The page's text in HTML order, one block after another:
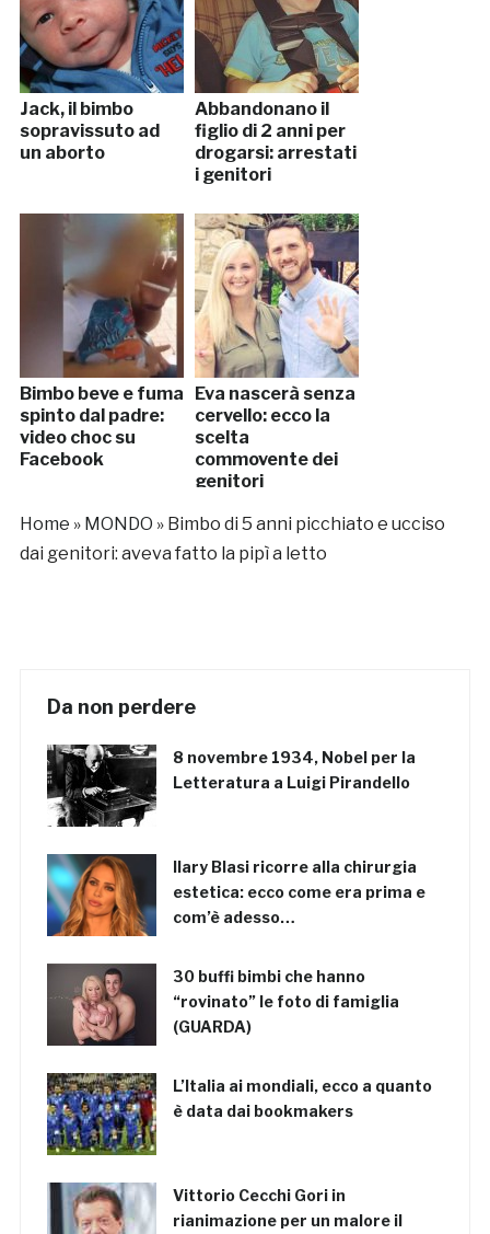
Jack, il bimbo
sopravissuto ad
un aborto
Abbandonano il
figlio di 2 anni per
drogarsi: arrestati
i genitori
Bimbo beve e fuma
spinto dal padre:
video choc su
Facebook
Eva nascerà senza
cervello: ecco la
scelta
commovente dei
genitori
Home » MONDO » Bimbo di 5 anni picchiato e ucciso
dai genitori: aveva fatto la pipì a letto
Da non perdere
8 novembre 1934, Nobel per la
Letteratura a Luigi Pirandello
Ilary Blasi ricorre alla chirurgia
estetica: ecco come era prima e
com’è adesso…
30 buffi bimbi che hanno
“rovinato” le foto di famiglia
(GUARDA)
L’Italia ai mondiali, ecco a quanto
è data dai bookmakers
Vittorio Cecchi Gori in
rianimazione per un malore il